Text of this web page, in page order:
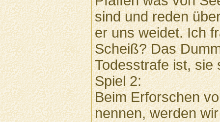
sind und reden
er uns weidet. Ich
Scheiß? Das
Todesstrafe ist, sie
Spiel 2:
Beim Erforschen
nennen, werden